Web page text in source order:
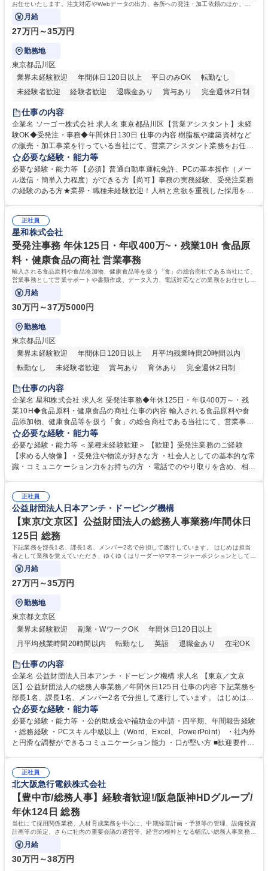
お任せいたします。注文対応やWebデータの出力、各所への発注・加工依頼のほか、電
話・メール対応等の事務業務を担当します。
月給
27万円～35万円
勤務地
東京都品川区
業界未経験歓迎
年間休日120日以上 平日のみOK
転勤なし
未経験者歓迎
経験者歓迎 退職金あり 賞与あり
完全週休2日制
交通費支給
仕事の内容
企業名 ソーゴー株式会社 求人名 東京都品川区【営業アシスタント】未経
験OK◆受発注・事務◆年間休日130日 仕事の内容 樹脂板や建築資材など
の販売・加工事業を行っている当社にて、営業アシスタント業務をお任せ
いたします。注文対応やWebデータの出力、各所への発注・加工依頼のほ
か、電話・メール対応等の事務業務を担当します。 ■受注・発注業務：FA
Xによる注文対応、Web発注データのプリントアウト、各仕入先・協力会
社への発注および加工依頼等 ■納品書・請求書の作成および発送手配 ■商
当社の指定する業務 募集職種 東京都品川区【営業アシスタント】未経験O
K◆受発注・事務◆年間休日130日
必要な経験・能力等
必要な経験・能力等 【必須】普通自動車運転免許、PCの基本操作（メー
ル送信・簡単入力程度）ができる方【尚可】事務の実務経験、受発注業務
の経験のある方★業界・職種未経験歓迎！人柄と意欲を重視した採用を行
変化に臨機応変かつ柔軟に対応できる方、約束を守り正確に作業を進めら
れる方を求めています。高度なPCスキルや関数知識は一切不要です。丁
寧な指導体制が整っているため、安心してお仕事をスタートしていただけ
ます。 学歴・資格 学歴：大学院 大学 高専 短大 専修学校 高校 語学力：
資格：
正社員
星和株式会社
受発注事務 年休125日・年収400万~・残業10H 食品原
料・健康食品の商社 営業事務
輸入される食品原料や食品添加物、健康食品等を扱う「食」の総合商社である当社にて、
営業事務として営業サポートや書類作成、データ入力、電話対応などの業務をお任せしま
す。
月給
30万円～37万5000円
勤務地
東京都品川区
業界未経験歓迎
年間休日120日以上
月平均残業時間20時間以内
転勤なし
未経験者歓迎 賞与あり 育休あり
完全週休2日制
交通費支給
仕事の内容
企業名 星和株式会社 求人名 受発注事務◆年休125日・年収400万～・残
業10H◆食品原料・健康食品の商社 仕事の内容 輸入される食品原料や食
品添加物、健康食品等を扱う「食」の総合商社である当社にて、営業事務
として営業サポートや書類作成、データ入力、電話対応などの業務をお任
せします。 ・受注／出荷指示／売上管理／仕入管理／在庫管理／お客様や
倉庫と電話確認など、販売に関わる事務、営業サポートをお願いします。
・入社後は商品について覚えることから始め、先輩社員OJTと共に業務を
万～・残業10H◆食品原料・健康食品の商社
必要な経験・能力等
必要な経験・能力等 ＜業種未経験歓迎＞ 【歓迎】受発注業務のご経験
【求める人物像】・受発注や物流が好きな方 ・社会人としての基本的な常
識・コミュニケーション力をお持ちの方 ・電話でのやり取りを含め、相手
演算ができる方 ・業務ルールや指示を理解し、行動できる方 学歴・資格
学歴：大学院 大学 短大 語学力： 資格：
正社員
公益財団法人日本アンチ・ドーピング機構
【東京/文京区】公益財団法人の総務人事業務/年間休日
125日 総務
下記業務を部長1名、課長1名、メンバー2名で分担して遂行しています。 はじめは担当
者として業務を覚えていただき、ゆくゆくはリーダーやマネージャーポジションとして活
躍いただくことを期待しています。
月給
27万円～35万円
勤務地
東京都文京区
業界未経験歓迎
副業・WワークOK
年間休日120日以上
月平均残業時間20時間以内
転勤なし 英語 退職金あり
在宅OK
賞与あり
育休あり
食事補助あり
仕事の内容
企業名 公益財団法人日本アンチ・ドーピング機構 求人名 【東京／文京
区】公益財団法人の総務人事業務／年間休日125日 仕事の内容 下記業務を
部長1名、課長1名、メンバー2名で分担して遂行しています。 はじめは担
当者として業務を覚えていただき、ゆくゆくはリーダーやマネージャーポ
ジションとして活躍いただくことを期待しています。 【総務・人事グルー
プの業務内容】 ・人事制度関連 ・採用活動 ・教育研修の企画、実行 ・勤
怠管理 ・官公庁への各種提出 ・法定の会議運営（評議員会、理事会） ・
管理 ・福利厚生関連 ・職員からの問合せ、相談対応 ・その他日常の総務
業務全般 募集職種 【東京／文京区】公益財団法人の総務人事業務／年間
休日125日
必要な経験・能力等
必要な経験・能力等 ・公的助成金や補助金の申請・四半期、年間報告経験
・総務経験 ・PCスキル中級以上（Word、Excel、PowerPoint） ・社内外
と円滑な調整ができるコミュニケーション能力 ・口が堅い方 ■歓迎要件
正社員
北大阪急行電鉄株式会社
【豊中市/総務人事】経験者歓迎!/阪急阪神HDグループ/
年休124日 総務
当社にて採用関係業務、人材育成業務を中心に、中期経営計画・予算等の管理、設備投資
計画等の策定、さらに社内の重要会議の運営等、経営の根幹となる幅広い総務人事業務全
般を担当していただきます。
月給
30万円～38万円